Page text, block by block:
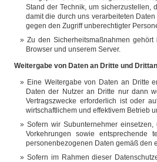
Stand der Technik, um sicherzustellen,
damit die durch uns verarbeiteten
gegen den Zugriff unberechtigter
Zu den Sicherheitsmaßnahmen
Browser und unserem Server.
Weitergabe von Daten an Dritte und
Eine Weitergabe von Daten an Dritte
Daten der Nutzer an Dritte nur dann
Vertragszwecke erforderlich ist oder
wirtschaftlichem und effektivem Betrieb
Sofern wir Subunternehmer
Vorkehrungen sowie entsprechende
personenbezogenen Daten gemäß den
Sofern im Rahmen dieser